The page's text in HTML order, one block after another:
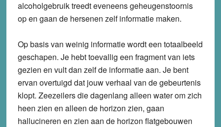
alcoholgebruik treedt eveneens geheugenstoornis
op en gaan de hersenen zelf informatie maken.
Op basis van weinig informatie wordt een totaalbeeld
geschapen. Je hebt toevallig een fragment van iets
gezien en vult dan zelf de informatie aan. Je bent
ervan overtuigd dat jouw verhaal van de gebeurtenis
klopt. Zeezeilers die dagenlang alleen water om zich
heen zien en alleen de horizon zien, gaan
hallucineren en zien aan de horizon flatgebouwen